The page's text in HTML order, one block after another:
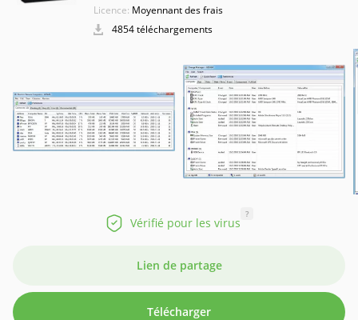
Licence: Moyennant des frais
4854 téléchargements
Vérifié pour les virus
?
Lien de partage
Télécharger